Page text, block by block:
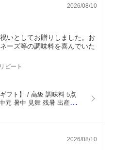
2026/08/10
いとしてお贈りしました。お
ーズ等の調味料を喜んでいた
ピート
フト】 / 高級 調味料 5点
元 暑中 見舞 残暑 出産内祝
2026/08/10